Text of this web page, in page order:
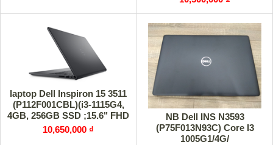
laptop Dell Inspiron 15 3511
(P112F001CBL)(i3-1115G4,
4GB, 256GB SSD ;15.6" FHD
,UMA ,Win11,Office
10,650,000 ₫
NB Dell INS N3593
(P75F013N93C) Core I3
1005G1/4G/